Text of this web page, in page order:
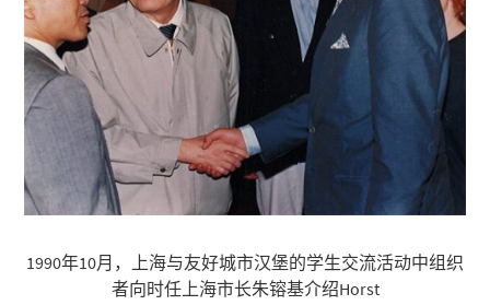
1990年10月，上海与友好城市汉堡的学生交流活动中组织
者向时任上海市长朱镕基介绍Horst